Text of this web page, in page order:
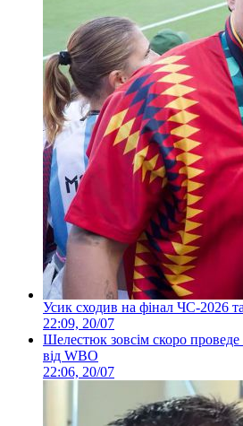
Усик сходив на фінал ЧС-2026
22:09, 20/07
Шелестюк зовсім скоро
від WBO
22:06, 20/07